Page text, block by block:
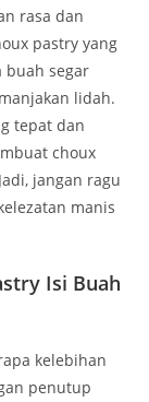
rasa dan
pastry yang
buah segar
lidah.
tepat dan
choux
jangan ragu
manis
Isi Buah
kelebihan
penutup